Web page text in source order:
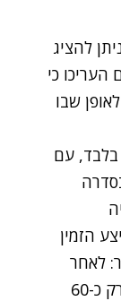
להציג
העריכו כי
שבו
בלבד, עם
הזמין
לאחר
כשני עשורים שבהם מתקבל מידע מפורט מלוויינים ותחנות קרקע, הצטברו בישראל רק כ-60